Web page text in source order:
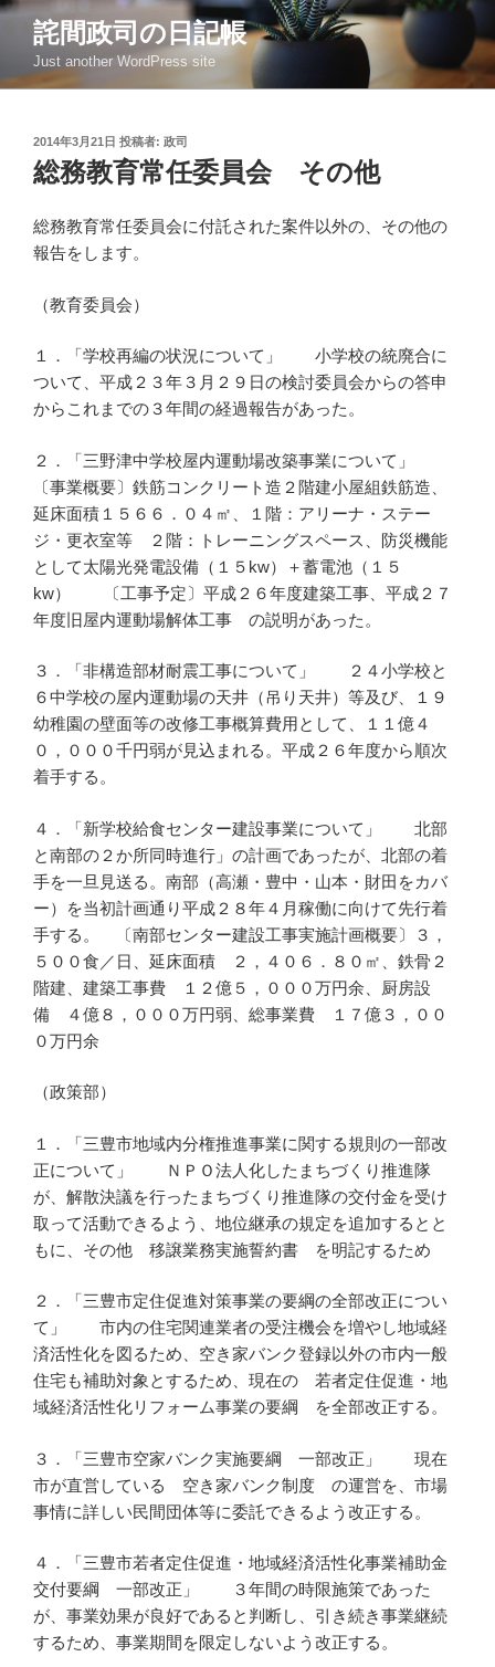
コ
ン
詫間政司の日記帳
Just another WordPress site
投
稿
日:
2014年3月21日 投稿者: 政司
総務教育常任委員会 その他
総務教育常任委員会に付託された案件以外の、その他の
報告をします。
（教育委員会）
１．「学校再編の状況について」 小学校の統廃合に
ついて、平成２３年３月２９日の検討委員会からの答申
からこれまでの３年間の経過報告があった。
２．「三野津中学校屋内運動場改築事業について」
〔事業概要〕鉄筋コンクリート造２階建小屋組鉄筋造、
延床面積１５６６．０４㎡、１階：アリーナ・ステー
ジ・更衣室等 ２階：トレーニングスペース、防災機能
として太陽光発電設備（１５kw）＋蓄電池（１５
kw） 〔工事予定〕平成２６年度建築工事、平成２７
年度旧屋内運動場解体工事 の説明があった。
３．「非構造部材耐震工事について」 ２４小学校と
６中学校の屋内運動場の天井（吊り天井）等及び、１９
幼稚園の壁面等の改修工事概算費用として、１１億４
０，０００千円弱が見込まれる。平成２６年度から順次
着手する。
４．「新学校給食センター建設事業について」 北部
と南部の２か所同時進行」の計画であったが、北部の着
手を一旦見送る。南部（高瀬・豊中・山本・財田をカバ
ー）を当初計画通り平成２８年４月稼働に向けて先行着
手する。 〔南部センター建設工事実施計画概要〕３，
５００食／日、延床面積 ２，４０６．８０㎡、鉄骨２
階建、建築工事費 １２億５，０００万円余、厨房設
備 ４億８，０００万円弱、総事業費 １７億３，００
０万円余
（政策部）
１．「三豊市地域内分権推進事業に関する規則の一部改
正について」 ＮＰＯ法人化したまちづくり推進隊
が、解散決議を行ったまちづくり推進隊の交付金を受け
取って活動できるよう、地位継承の規定を追加するとと
もに、その他 移譲業務実施誓約書 を明記するため
２．「三豊市定住促進対策事業の要綱の全部改正につい
て」 市内の住宅関連業者の受注機会を増やし地域経
済活性化を図るため、空き家バンク登録以外の市内一般
住宅も補助対象とするため、現在の 若者定住促進・地
域経済活性化リフォーム事業の要綱 を全部改正する。
３．「三豊市空家バンク実施要綱 一部改正」 現在
市が直営している 空き家バンク制度 の運営を、市場
事情に詳しい民間団体等に委託できるよう改正する。
４．「三豊市若者定住促進・地域経済活性化事業補助金
交付要綱 一部改正」 ３年間の時限施策であった
が、事業効果が良好であると判断し、引き続き事業継続
するため、事業期間を限定しないよう改正する。